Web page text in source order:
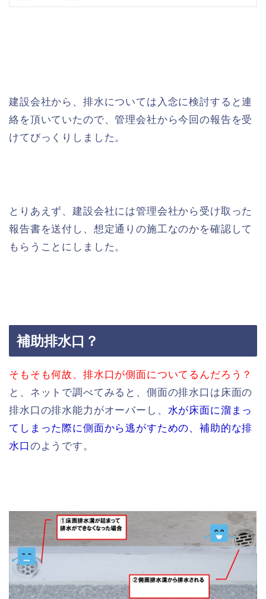
建設会社から、排水については入念に検討すると連
絡を頂いていたので、管理会社から今回の報告を受
けてびっくりしました。
とりあえず、建設会社には管理会社から受け取った
報告書を送付し、想定通りの施工なのかを確認して
もらうことにしました。
補助排水口？
そもそも何故、排水口が側面についてるんだろう？
と、ネットで調べてみると、側面の排水口は床面の
排水口の排水能力がオーバーし、 水が床面に溜まっ
てしまった際に側面から逃がすための、補助的な排
水口 のようです。